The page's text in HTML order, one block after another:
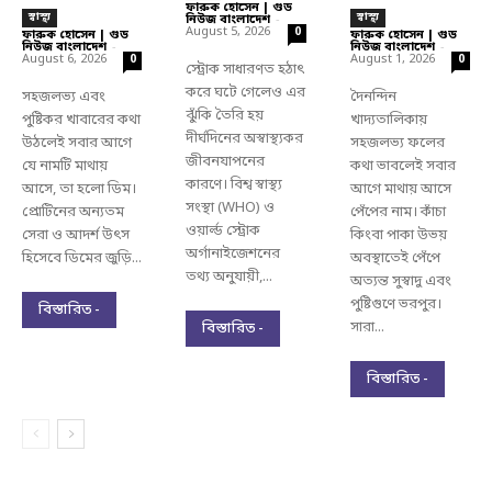
স্বাস্থ্য
ফারুক হোসেন | গুড
নিউজ বাংলাদেশ -
August 6, 2026 0
সহজলভ্য এবং
পুষ্টিকর খাবারের কথা
উঠলেই সবার আগে
যে নামটি মাথায়
আসে, তা হলো ডিম।
প্রোটিনের অন্যতম
সেরা ও আদর্শ উৎস
হিসেবে ডিমের জুড়ি...
বিস্তারিত -
ফারুক হোসেন | গুড
নিউজ বাংলাদেশ -
August 5, 2026 0
স্ট্রোক সাধারণত হঠাৎ
করে ঘটে গেলেও এর
ঝুঁকি তৈরি হয়
দীর্ঘদিনের অস্বাস্থ্যকর
জীবনযাপনের
কারণে। বিশ্ব স্বাস্থ্য
সংস্থা (WHO) ও
ওয়ার্ল্ড স্ট্রোক
অর্গানাইজেশনের
তথ্য অনুযায়ী,...
বিস্তারিত -
স্বাস্থ্য
ফারুক হোসেন | গুড
নিউজ বাংলাদেশ -
August 1, 2026 0
দৈনন্দিন
খাদ্যতালিকায়
সহজলভ্য ফলের
কথা ভাবলেই সবার
আগে মাথায় আসে
পেঁপের নাম। কাঁচা
কিংবা পাকা উভয়
অবস্থাতেই পেঁপে
অত্যন্ত সুস্বাদু এবং
পুষ্টিগুণে ভরপুর।
সারা...
বিস্তারিত -